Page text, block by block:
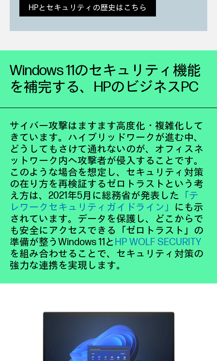
HPとセキュリティの歴史はこちら
Windows 11のセキュリティ機能
を補完する、 HPのビジネスPC
サイバー攻撃はますます高度化・複雑化して
きています。ハイブリッドワークが進む中、
どうしてもさけて通れないのが、オフィスネ
ットワーク内へ攻撃者が侵入することです。
このような場合を想定し、セキュリティ対策
の在り方を再検証するゼロトラストという考
え方は、2021年5月に総務省が発表した 「テ
レワークセキュリティガイドライン」 にも示
されています。データを保護し、どこからで
も安全にアクセスできる「ゼロトラスト」の
準備が整うWindows 11と HP WOLF SECURITY
を組み合わせることで、セキュリティ対策の
強力な連携を実現します。